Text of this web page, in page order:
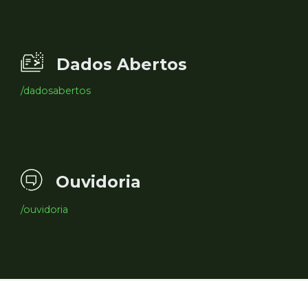
Dados Abertos
/dadosabertos
Ouvidoria
/ouvidoria